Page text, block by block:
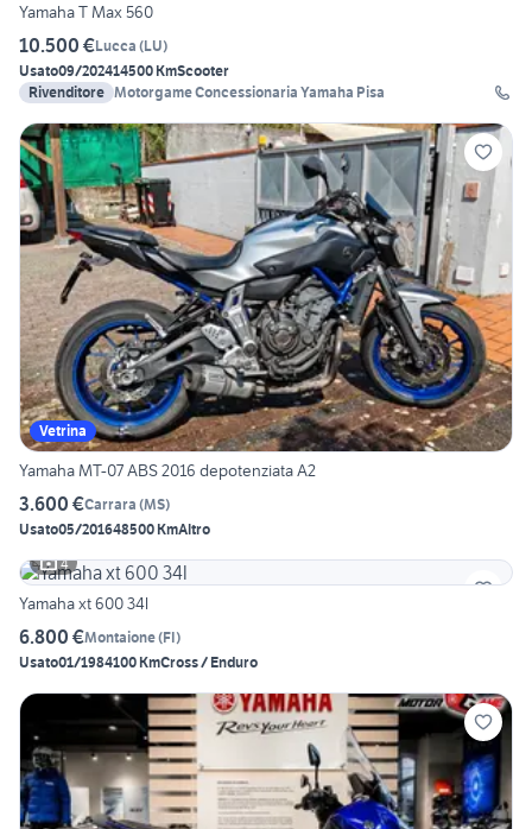
Yamaha T Max 560
10.500 €Lucca (LU)
Usato09/202414500 KmScooter
Rivenditore Motorgame Concessionaria Yamaha Pisa
Vetrina
Yamaha MT-07 ABS 2016 depotenziata A2
3.600 €Carrara (MS)
Usato05/201648500 KmAltro
4
Yamaha xt 600 34l
6.800 €Montaione(FI)
Usato01/1984100 KmCross / Enduro